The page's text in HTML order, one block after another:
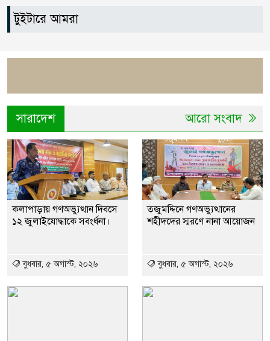
কলাপাড়ায় কৃষি জমির চাষাবাদ বন্ধ
অভিযোগ
কুযাকাটায় শিক্ষার্থীর সঙ্গে অফিস
সহকারী অশ্লীল ভিডিও ভাইরাল,
সাময়িক বরখাস্ত
১০
টুইটারে আমরা
সারাদেশ আরো সংবাদ
কলাপাড়ায় গণঅভ্যুত্থান দিবসে
১২ জুলাইযোদ্ধাকে সবংর্ধনা।
বুধবার, ৫ অগাস্ট, ২০২৬
তজুমদ্দিনে গণঅভ্যুত্থানের
শহীদদের স্মরণে নানা আয়োজন
বুধবার, ৫ অগাস্ট, ২০২৬